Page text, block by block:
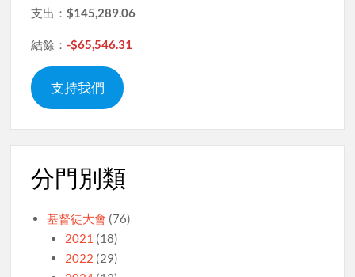
支出：$145,289.06
結餘：-$65,546.31
支持我們
分門別類
基督徒大會 (76)
2021 (18)
2022 (29)